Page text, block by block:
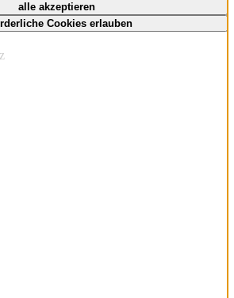
alle akzeptieren
Cookies erlauben